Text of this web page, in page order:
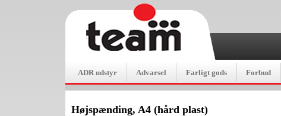
ADR udstyr Advarsel Farligt gods Forbud
Højspænding, A4 (hård plast)